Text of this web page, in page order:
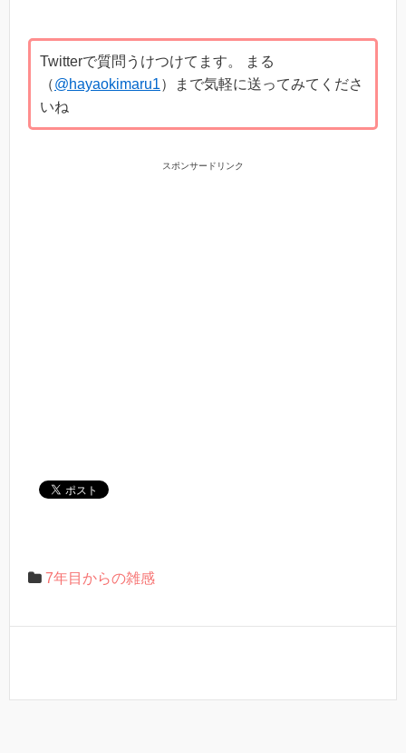
Twitterで質問うけつけてます。 まる
（@hayaokimaru1）まで気軽に送ってみてくださ
いね
スポンサードリンク
7年目からの雑感